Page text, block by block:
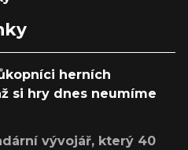
herních
si hry dnes neumíme
vývojář, který 40